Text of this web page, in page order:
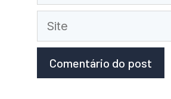
mail
Site